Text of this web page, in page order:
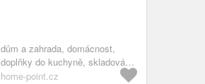
dům a zahrada, domácnost,
doplňky do kuchyně, skladování
a balení potravin, zavařovací
home-point.cz